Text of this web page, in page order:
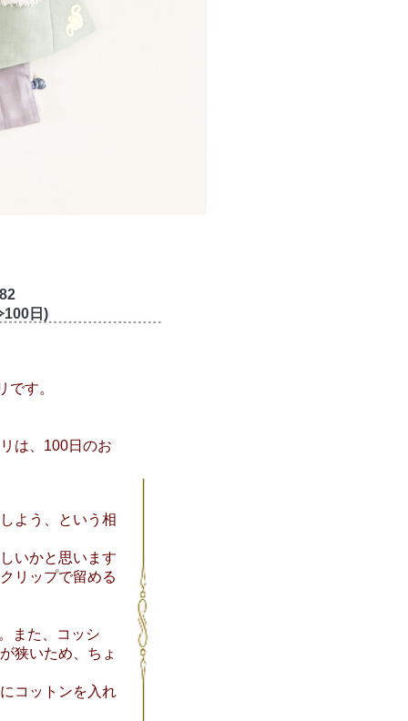
100日)
す。
は、100日のお
よう、という相
いかと思います
リップで留める
また、コッシ
狭いため、ちょ
コットンを入れ